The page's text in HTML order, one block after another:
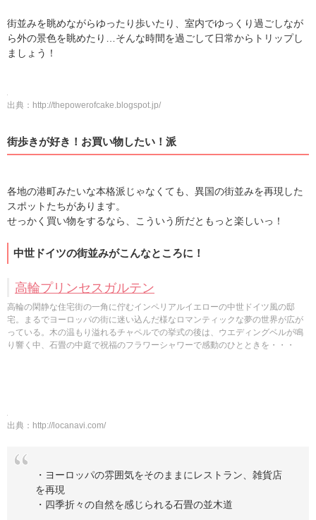
街並みを眺めながらゆったり歩いたり、室内でゆっくり過ごしなが
ら外の景色を眺めたり…そんな時間を過ごして日常からトリップし
ましょう！
出典： http://thepowerofcake.blogspot.jp/
街歩きが好き！お買い物したい！派
各地の港町みたいな本格派じゃなくても、異国の街並みを再現した
スポットたちがあります。
せっかく買い物をするなら、こういう所だともっと楽しいっ！
中世ドイツの街並みがこんなところに！
高輪プリンセスガルテン
高輪の閑静な住宅街の一角に佇むインペリアルイエローの中世ドイツ風の邸
宅。まるでヨーロッパの街に迷い込んだ様なロマンティックな夢の世界が広が
っている。木の温もり溢れるチャペルでの挙式の後は、ウエディングベルが鳴
り響く中、石畳の中庭で祝福のフラワーシャワーで感動のひとときを・・・
出典： http://locanavi.com/
・ヨーロッパの雰囲気をそのままにレストラン、雑貨店
を再現
・四季折々の自然を感じられる石畳の並木道